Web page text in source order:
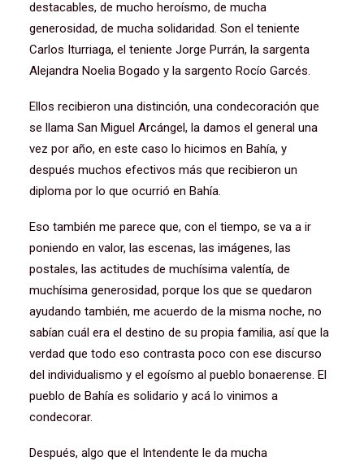
destacables, de mucho heroísmo, de mucha
generosidad, de mucha solidaridad. Son el teniente
Carlos Iturriaga, el teniente Jorge Purrán, la sargenta
Alejandra Noelia Bogado y la sargento Rocío Garcés.
Ellos recibieron una distinción, una condecoración que
se llama San Miguel Arcángel, la damos el general una
vez por año, en este caso lo hicimos en Bahía, y
después muchos efectivos más que recibieron un
diploma por lo que ocurrió en Bahía.
Eso también me parece que, con el tiempo, se va a ir
poniendo en valor, las escenas, las imágenes, las
postales, las actitudes de muchísima valentía, de
muchísima generosidad, porque los que se quedaron
ayudando también, me acuerdo de la misma noche, no
sabían cuál era el destino de su propia familia, así que la
verdad que todo eso contrasta poco con ese discurso
del individualismo y el egoísmo al pueblo bonaerense. El
pueblo de Bahía es solidario y acá lo vinimos a
condecorar.
Después, algo que el Intendente le da mucha